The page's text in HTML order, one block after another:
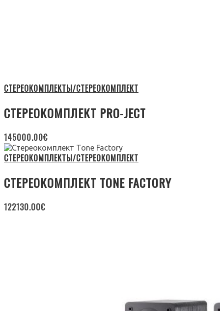
СТЕРЕОКОМПЛЕКТЫ/СТЕРЕОКОМПЛЕКТ
СТЕРЕОКОМПЛЕКТ PRO-JECT
145000.00€
СТЕРЕОКОМПЛЕКТЫ/СТЕРЕОКОМПЛЕКТ
СТЕРЕОКОМПЛЕКТ TONE FACTORY
122130.00€